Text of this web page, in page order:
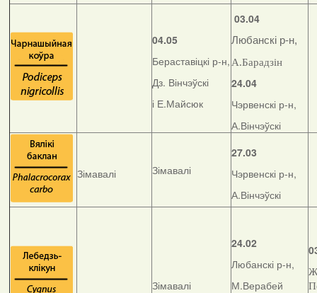
04.05
Бераставіцкі р-н,
Дз. Вінчэўскі
і Е.Майсюк
03.04
Любанскі р-н,
А.Барадзін
24.04
Чэрвенскі р-н,
А.Вінчэўскі
Зімавалі Зімавалі
27.03
Чэрвенскі р-н,
А.Вінчэўскі
Зімавалі
24.02
Любанскі р-н,
М.Верабей